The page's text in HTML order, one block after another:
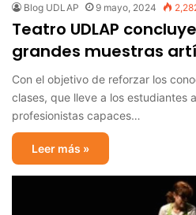
Blog UDLAP 9 mayo, 2024
Teatro UDLAP
grandes muestras
Con el objetivo de reforzar los
clases, que lleve a los estudiantes
profesionistas capaces…
Leer más »